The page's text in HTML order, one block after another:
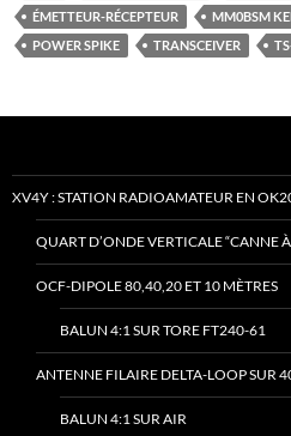
ÉMETTEUR-RÉCEPTEUR
MM0BSM
POWER SPIKE
TRANSCEIVER
XV4Y : STATION RADIOAMATEUR EN
QUART D’ONDE VERTICALE “CANNE
OCF-DIPOLE 80,40,20 ET 10 MÈTRES
BALUN 4:1 SUR TORE FT240-61
ANTENNE FILAIRE DELTA-LOOP SUR
BALUN 4:1 SUR AIR